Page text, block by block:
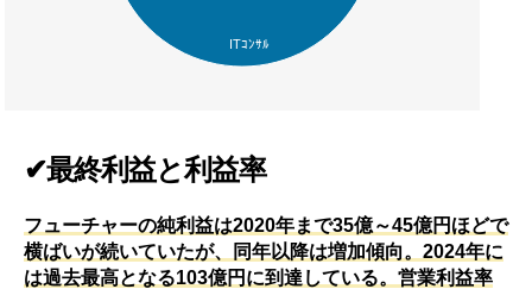
ITｺﾝｻﾙ
✔最終利益と利益率
フューチャーの純利益は2020年まで35億～45億円ほどで
横ばいが続いていたが、同年以降は増加傾向。2024年に
は過去最高となる103億円に到達している。営業利益率